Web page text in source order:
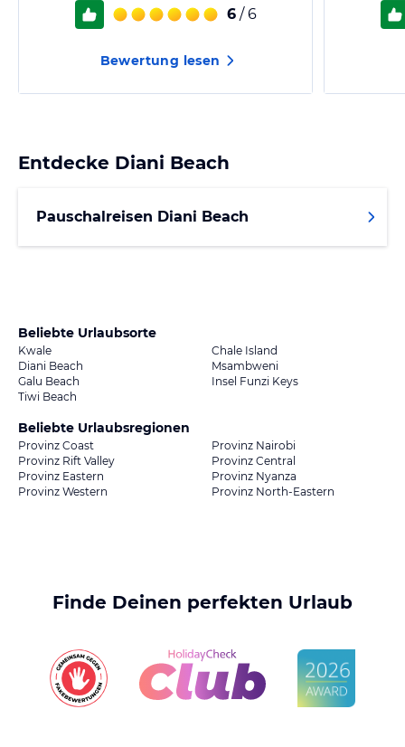
6 / 6
Bewertung lesen
Entdecke Diani Beach
Pauschalreisen Diani Beach
Beliebte Urlaubsorte
Kwale
Chale Island
Diani Beach
Msambweni
Galu Beach
Insel Funzi Keys
Tiwi Beach
Beliebte Urlaubsregionen
Provinz Coast
Provinz Nairobi
Provinz Rift Valley
Provinz Central
Provinz Eastern
Provinz Nyanza
Provinz Western
Provinz North-Eastern
Finde Deinen perfekten Urlaub